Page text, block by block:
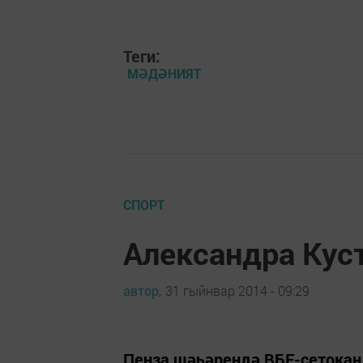
Теги:
МӘДӘНИЯТ
СПОРТ
Александра
автор, 31 гыйнвар 2014 - 09:29